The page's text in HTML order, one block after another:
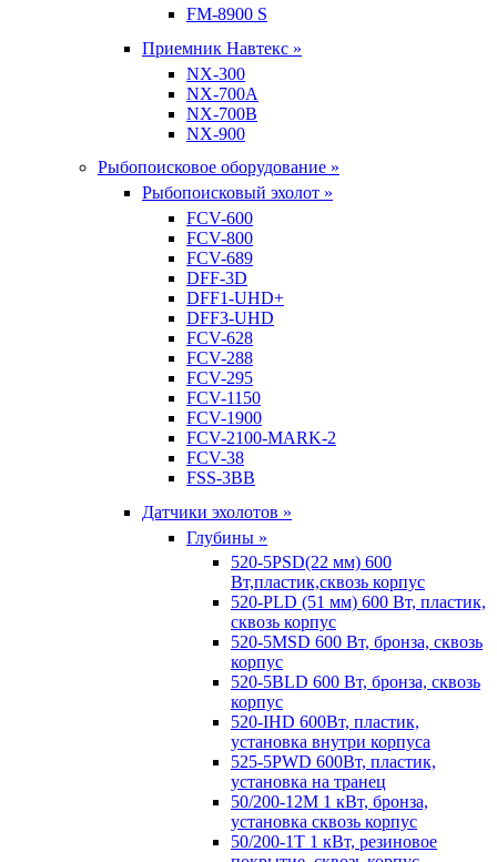
FM-8900 S
Приемник Навтекс »
NX-300
NX-700A
NX-700B
NX-900
Рыбопоисковое оборудование »
Рыбопоисковый эхолот »
FCV-600
FCV-800
FCV-689
DFF-3D
DFF1-UHD+
DFF3-UHD
FCV-628
FCV-288
FCV-295
FCV-1150
FCV-1900
FCV-2100-MARK-2
FCV-38
FSS-3BB
Датчики эхолотов »
Глубины »
520-5PSD(22 мм) 600
Вт,пластик,сквозь корпус
520-PLD (51 мм) 600 Вт, пластик,
сквозь корпус
520-5MSD 600 Вт, бронза, сквозь
корпус
520-5BLD 600 Вт, бронза, сквозь
корпус
520-IHD 600Вт, пластик,
установка внутри корпуса
525-5PWD 600Вт, пластик,
установка на транец
50/200-12M 1 кВт, бронза,
установка сквозь корпус
50/200-1T 1 кВт, резиновое